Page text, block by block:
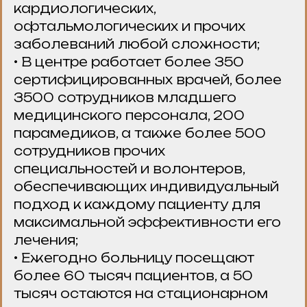
кардиологических,
офтальмологических и прочих
заболеваний любой сложности;
• В центре работает более 350
сертифицированных врачей, более
3500 сотрудников младшего
медицинского персонала, 200
парамедиков, а также более 500
сотрудников прочих
специальностей и волонтеров,
обеспечивающих индивидуальный
подход к каждому пациенту для
максимальной эффективности его
лечения;
• Ежегодно больницу посещают
более 60 тысяч пациентов, а 50
тысяч остаются на стационарном